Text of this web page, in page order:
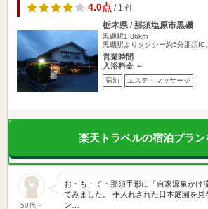
4.0点/ 1 件
栃木県 / 那須塩原市黒磯
黒磯駅1.86km
黒磯駅よりタクシー約5分那須IC
営業時間
入浴料金 ～
宿泊 エステ・マッサージ
楽天トラベルの宿泊プラン
50代～
お・も・て・那須手形に「自家源泉かけ
てみました。 手入れされた日本庭園を見
ン…